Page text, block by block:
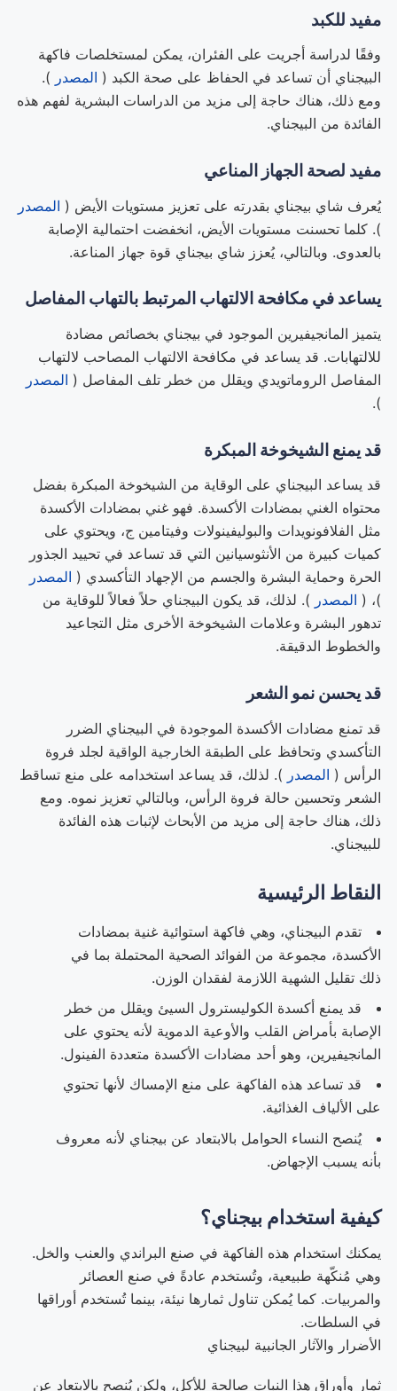
مفيد للكبد
وفقًا لدراسة أجريت على الفئران، يمكن لمستخلصات فاكهة
البيجناي أن تساعد في الحفاظ على صحة الكبد ( المصدر ).
ومع ذلك، هناك حاجة إلى مزيد من الدراسات البشرية لفهم هذه
الفائدة من البيجناي.
مفيد لصحة الجهاز المناعي
يُعرف شاي بيجناي بقدرته على تعزيز مستويات الأيض ( المصدر
). كلما تحسنت مستويات الأيض، انخفضت احتمالية الإصابة
بالعدوى. وبالتالي، يُعزز شاي بيجناي قوة جهاز المناعة.
يساعد في مكافحة الالتهاب المرتبط بالتهاب المفاصل
يتميز المانجيفيرين الموجود في بيجناي بخصائص مضادة
للالتهابات. قد يساعد في مكافحة الالتهاب المصاحب لالتهاب
المفاصل الروماتويدي ويقلل من خطر تلف المفاصل ( المصدر
).
قد يمنع الشيخوخة المبكرة
قد يساعد البيجناي على الوقاية من الشيخوخة المبكرة بفضل
محتواه الغني بمضادات الأكسدة. فهو غني بمضادات الأكسدة
مثل الفلافونويدات والبوليفينولات وفيتامين ج، ويحتوي على
كميات كبيرة من الأنثوسيانين التي قد تساعد في تحييد الجذور
الحرة وحماية البشرة والجسم من الإجهاد التأكسدي ( المصدر
)، ( المصدر ). لذلك، قد يكون البيجناي حلاً فعالاً للوقاية من
تدهور البشرة وعلامات الشيخوخة الأخرى مثل التجاعيد
والخطوط الدقيقة.
قد يحسن نمو الشعر
قد تمنع مضادات الأكسدة الموجودة في البيجناي الضرر
التأكسدي وتحافظ على الطبقة الخارجية الواقية لجلد فروة
الرأس ( المصدر ). لذلك، قد يساعد استخدامه على منع تساقط
الشعر وتحسين حالة فروة الرأس، وبالتالي تعزيز نموه. ومع
ذلك، هناك حاجة إلى مزيد من الأبحاث لإثبات هذه الفائدة
للبيجناي.
النقاط الرئيسية
تقدم البيجناي، وهي فاكهة استوائية غنية بمضادات
الأكسدة، مجموعة من الفوائد الصحية المحتملة بما في
ذلك تقليل الشهية اللازمة لفقدان الوزن.
قد يمنع أكسدة الكوليسترول السيئ ويقلل من خطر
الإصابة بأمراض القلب والأوعية الدموية لأنه يحتوي على
المانجيفيرين، وهو أحد مضادات الأكسدة متعددة الفينول.
قد تساعد هذه الفاكهة على منع الإمساك لأنها تحتوي
على الألياف الغذائية.
يُنصح النساء الحوامل بالابتعاد عن بيجناي لأنه معروف
بأنه يسبب الإجهاض.
كيفية استخدام بيجناي؟
يمكنك استخدام هذه الفاكهة في صنع البراندي والعنب والخل.
وهي مُنكّهة طبيعية، وتُستخدم عادةً في صنع العصائر
والمربيات. كما يُمكن تناول ثمارها نيئة، بينما تُستخدم أوراقها
في السلطات.
الأضرار والآثار الجانبية لبيجناي
ثمار وأوراق هذا النبات صالحة للأكل، ولكن يُنصح بالابتعاد عن